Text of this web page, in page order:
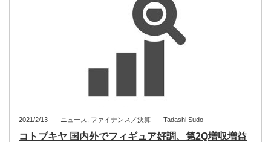
2021/2/13 ニュース ファイナンス／決算 Tadashi Sudo
コトブキヤ 国内外でフィギュア好調、第2Q増収増益